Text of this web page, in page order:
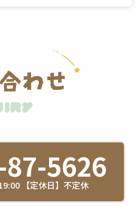
5626
【定休日】不定休